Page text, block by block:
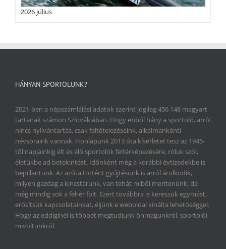
2026 július
HÁNYAN SPORTOLUNK?
2021-ben a népszámlálási adatok szerint jogilag 456 148 magyart
tartanak számon Szlovákiában. Hogy ebből hány a sportoló, arról
nincs nyilvántartás, csak feltételezéseink, alkalmankénti
névsoraink vannak. Honlapunk 2013 óta kísérletet tesz az 1945-
től napjainkig élt és élő sportolók feltérképezésére, róluk szól,
életükbe ad betekintést. Időnként még a korábbi évtizedekbe is
bepillantunk. Az azóta történt gyűjtésünk is arról árulkodik,
milyen gazdag a kincstárunk, van tehát miből merítenünk, de
még mindig sok a fehér folt. Ezért továbbra is keressük egymást,
erősítsük kapcsolatainkat, éljünk e weboldal kínálta lehetőséggel.
Hogy az eddiginél is többet megtudjunk önmagunkról, sportolói
mivoltunkról.